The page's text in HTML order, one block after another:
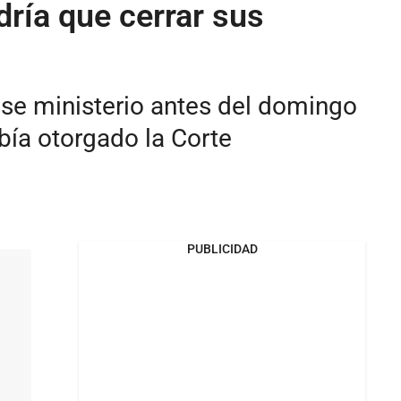
que cerrar sus
ministerio antes del domingo
otorgado la Corte
PUBLICIDAD